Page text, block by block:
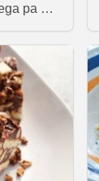
pa so
in čim